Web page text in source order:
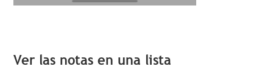
Ver las notas en una lista